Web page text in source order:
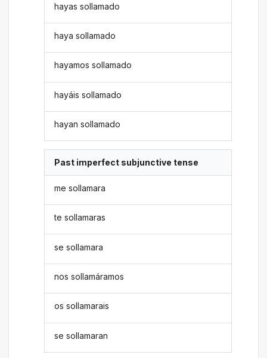
hayas sollamado
haya sollamado
hayamos sollamado
hayáis sollamado
hayan sollamado
Past imperfect subjunctive tense
me sollamara
te sollamaras
se sollamara
nos sollamáramos
os sollamarais
se sollamaran